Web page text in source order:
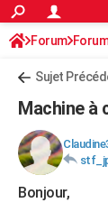
ACTUALITÉS
Politique
Société
Faits Divers
Education
Monde
Villes
+
FINANCE
Retraite
Impôts
Epargne
Immobilier
Risques
Banque
Assurance
Crédit
AUTO
Essais
Réserver un essai
Citadines
Berlines
SUV
Forum auto
+HIGH-TECH
Forum
Sujet
Machine à
Bonjour,